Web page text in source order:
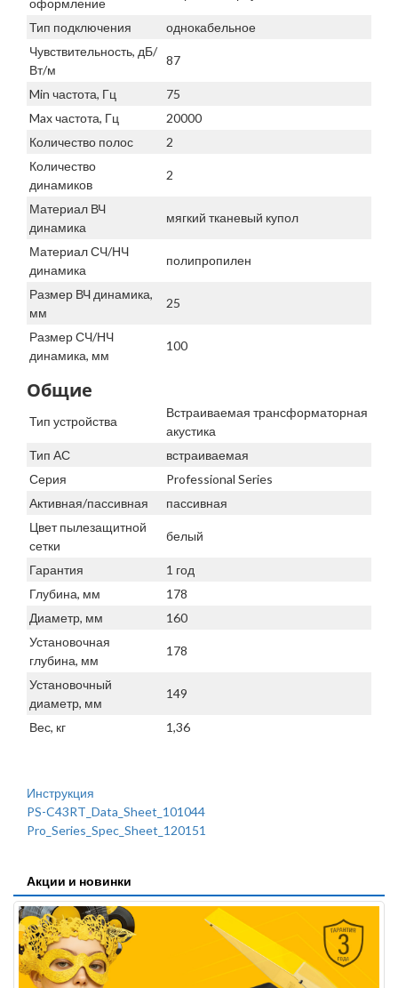
оформление
Тип подключения
однокабельное
Чувствительность, дБ/
Вт/м
87
Min частота, Гц
75
Max частота, Гц
20000
Количество полос
2
Количество
динамиков
2
Материал ВЧ
динамика
мягкий тканевый купол
Материал СЧ/НЧ
динамика
полипропилен
Размер ВЧ динамика,
мм
25
Размер СЧ/НЧ
динамика, мм
100
Общие
Тип устройства
Встраиваемая трансформаторная
акустика
Тип АС
встраиваемая
Серия
Professional Series
Активная/пассивная
пассивная
Цвет пылезащитной
сетки
белый
Гарантия
1 год
Глубина, мм
178
Диаметр, мм
160
Установочная
глубина, мм
178
Установочный
диаметр, мм
149
Вес, кг 1,36
Инструкция
PS-C43RT_Data_Sheet_101044
Pro_Series_Spec_Sheet_120151
Акции и новинки